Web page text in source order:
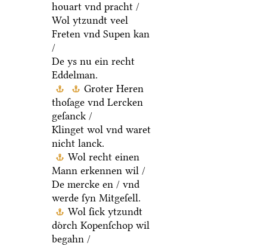
houart vnd pracht /
Wol ytzundt veel
Freten vnd Supen kan
/
De ys nu ein recht
Eddelman.
Groter Heren
thoſage vnd Lercken
geſanck /
Klinget wol vnd waret
nicht lanck.
Wol recht einen
Mann erkennen wil /
De mercke en / vnd
werde ſyn Mitgeſell.
Wol ſick ytzundt
doͤrch Kopenſchop wil
begahn /